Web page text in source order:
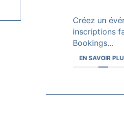
Créez un
inscriptions
Bookings…
EN SAVOIR